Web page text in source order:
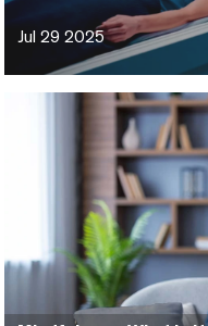
Jul 29 2025